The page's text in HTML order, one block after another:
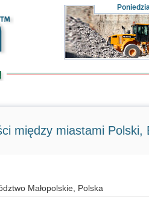
między miastami Polski,